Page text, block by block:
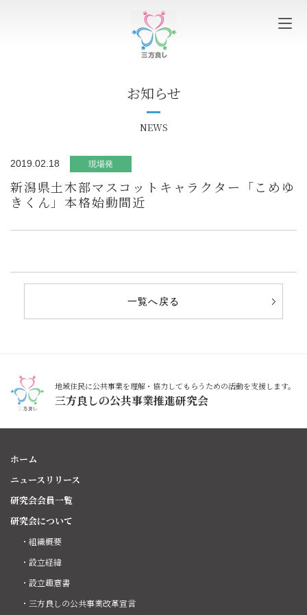
お知らせ
NEWS
2019.02.18 現場発
新潟県土木部マスコットキャラクター「こめゆ
きくん」本格始動間近
一覧へ戻る
地域住民に公共事業を理解・協力してもらうための活動を支援します。
三方良しの公共事業推進研究会
ホーム
ニュースリリース
研究会会員一覧
研究会について
・組織概要
・設立経緯
・設立趣意書
・三方良しの公共事業改革宣言